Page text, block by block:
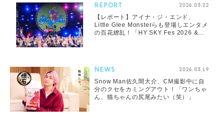
REPORT 2026.03.22
【レポート】アイナ・ジ・エンド、
Little Glee Monsterらも登場しエンタメ
の百花繚乱！「HY SKY Fes 2026 &
NEWS 2026.03.19
Snow Man佐久間大介、CM撮影中に自
分のクセをカミングアウト！「ワンちゃ
ん、猫ちゃんの尻尾みたい（笑）」